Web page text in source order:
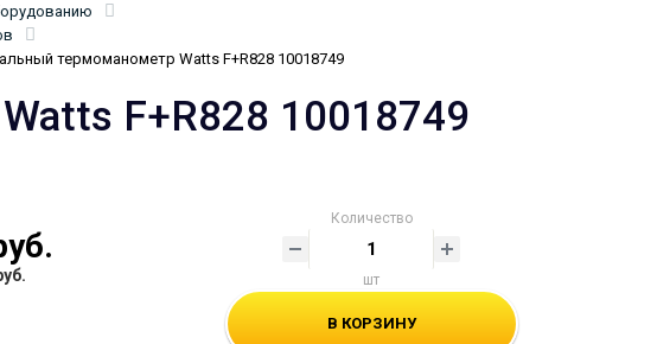
термоманометр Watts F+R828 10018749
F+R828 10018749
Количество
шт
В КОРЗИНУ